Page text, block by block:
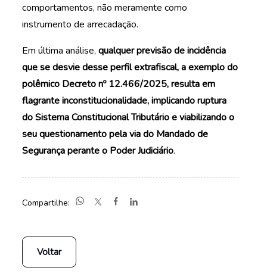
comportamentos, não meramente como
instrumento de arrecadação.
Em última análise,qualquer previsão de incidência
que se desvie desse perfil extrafiscal, a exemplo do
polêmico Decreto nº 12.466/2025, resulta em
flagrante inconstitucionalidade, implicando ruptura
do Sistema Constitucional Tributário e viabilizando o
seu questionamento pela via do Mandado de
Segurança perante o Poder Judiciário.
Compartilhe:
Voltar